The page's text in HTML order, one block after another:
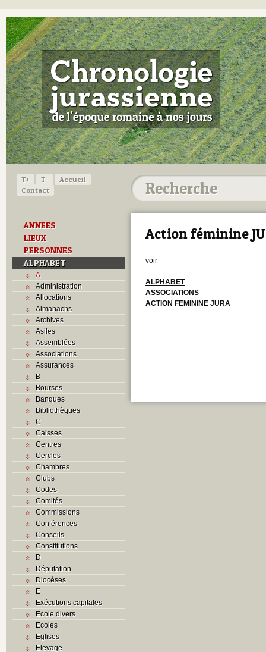
T+ T-
Accueil
Contact
ANNEES
LIEUX
PERSONNES
ALPHABET
A
Administration
Allocations
Almanachs
Archives
Asiles
Assemblées
Associations
Assurances
B
Bourses
Banques
Bibliothèques
C
Caisses
Centres
Cercles
Chambres
Clubs
Codes
Comités
Commissions
Conférences
Conseils
Constitutions
D
Députation
Diocèses
E
Exécutions capitales
Ecole divers
Ecoles
Eglises
Elevage
Action féminine JU
voir
ALPHABET
ASSOCIATIONS
ACTION FEMININE JURA